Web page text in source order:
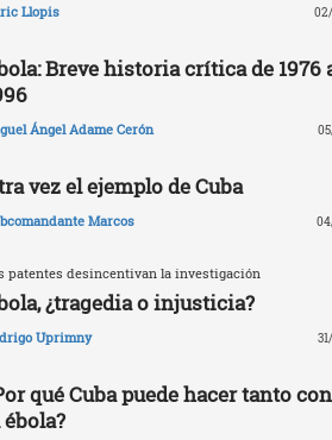
Llopis
Breve historia crítica de 1976
Ángel Adame Cerón
vez el ejemplo de Cuba
Marcos
patentes desincentivan la investigación
¿tragedia o injusticia?
Uprimny
qué Cuba puede hacer tanto